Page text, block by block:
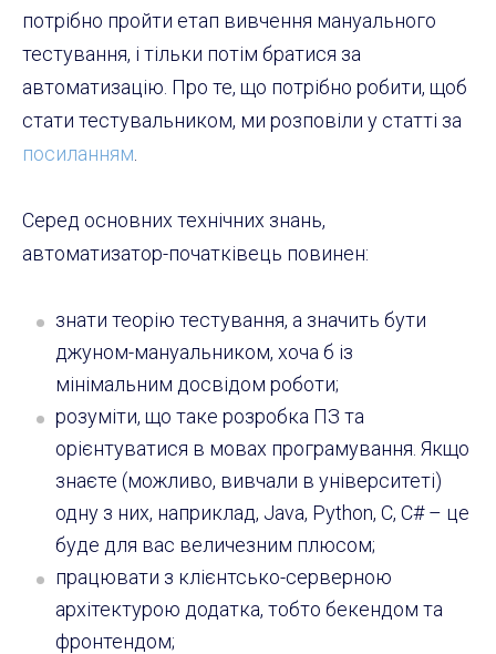
потрібно пройти етап вивчення мануального
тестування, і тільки потім братися за
автоматизацію. Про те, що потрібно робити, щоб
стати тестувальником, ми розповіли у статті за
посиланням
Серед основних технічних знань,
автоматизатор-початківець повинен:
знати теорію тестування, а значить бути
джуном-мануальником, хоча б із
мінімальним досвідом роботи;
розуміти, що таке розробка ПЗ та
орієнтуватися в мовах програмування. Якщо
знаєте (можливо, вивчали в університеті)
одну з них, наприклад, Java, Python, C, C# – це
буде для вас величезним плюсом;
працювати з клієнтсько-серверною
архітектурою додатка, тобто бекендом та
фронтендом;